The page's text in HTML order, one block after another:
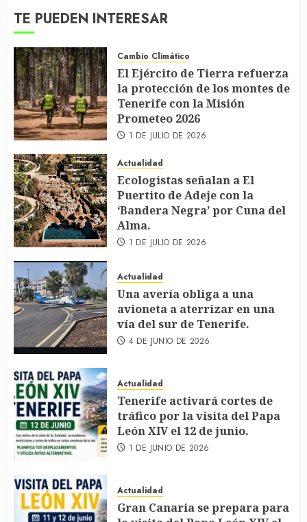
TE PUEDEN INTERESAR
Cambio Climático
El Ejército de Tierra refuerza
la protección de los montes de
Tenerife con la Misión
Prometeo 2026
1 DE JULIO DE 2026
Actualidad
Ecologistas señalan a El
Puertito de Adeje con la
‘Bandera Negra’ por Cuna del
Alma.
1 DE JULIO DE 2026
Actualidad
Una avería obliga a una
avioneta a aterrizar en una
vía del sur de Tenerife.
4 DE JUNIO DE 2026
Actualidad
Tenerife activará cortes de
tráfico por la visita del Papa
León XIV el 12 de junio.
1 DE JUNIO DE 2026
Actualidad
Gran Canaria se prepara para